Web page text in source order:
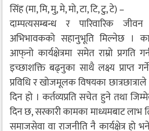
सिंह (मा, मि, मु, मे, मो, टा, टि, टु, टे) –
दाम्पत्यसम्बन्ध र पारिवारिक
अभिभावकको सहानुभूति मिल्नेछ ।
आफ्‌नो कार्यक्षेत्रमा समेत राम्रो प्रगति
इच्छाशक्ति बढ्नुका साथै लक्ष्य प्राप्त
प्रविधि र खोजमूलक विषयका
दिन हो । कर्तव्यप्रति सचेत हुने तथा
दिन छ, सरकारी कामका माध्यमबाट
समाजसेवा वा राजनीति नै कार्यक्षेत्र हो